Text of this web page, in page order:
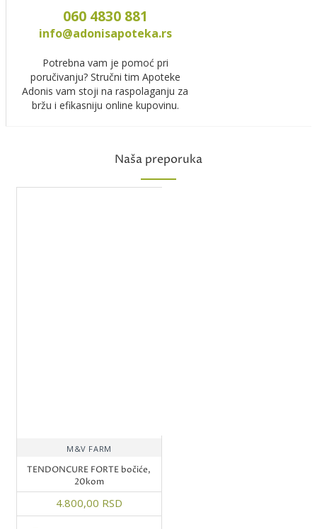
060 4830 881
info@adonisapoteka.rs
Potrebna vam je pomoć pri
poručivanju? Stručni tim Apoteke
Adonis vam stoji na raspolaganju za
bržu i efikasniju online kupovinu.
Naša preporuka
M&V FARM
TENDONCURE FORTE bočiće,
20kom
4.800,00 RSD